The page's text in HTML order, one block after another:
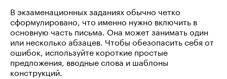
В экзаменационных заданиях обычно четко
сформулировано, что именно нужно включить в
основную часть письма. Она может занимать один
или несколько абзацев. Чтобы обезопасить себя от
ошибок, используйте короткие простые
предложения, вводные слова и шаблоны
конструкций.